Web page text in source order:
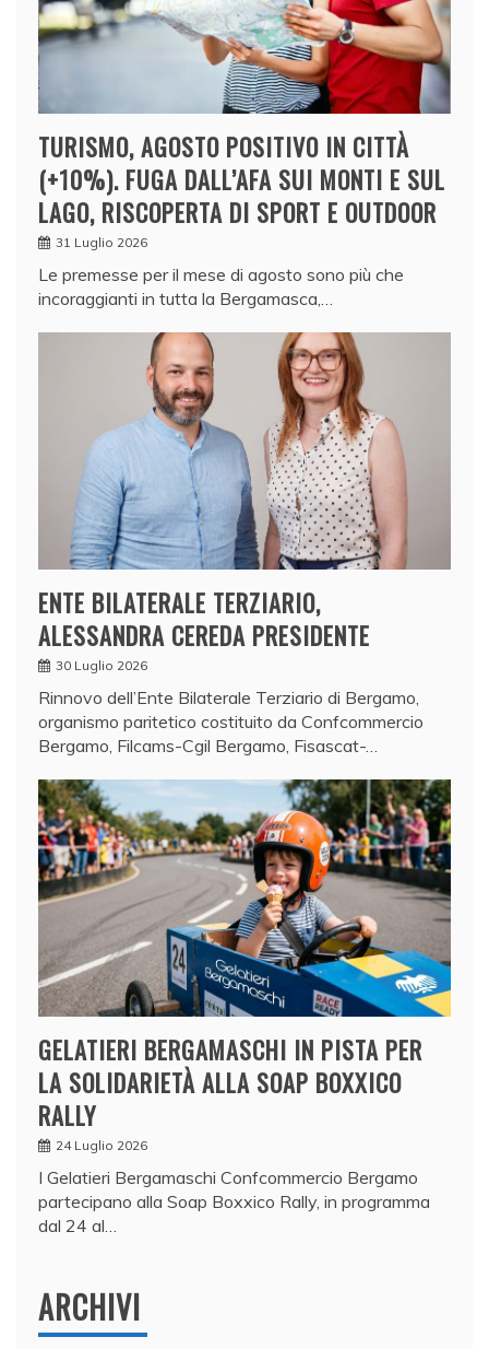
TURISMO, AGOSTO POSITIVO IN CITTÀ
(+10%). FUGA DALL’AFA SUI MONTI E SUL
LAGO, RISCOPERTA DI SPORT E OUTDOOR
31 Luglio 2026
Le premesse per il mese di agosto sono più che
incoraggianti in tutta la Bergamasca,…
ENTE BILATERALE TERZIARIO,
ALESSANDRA CEREDA PRESIDENTE
30 Luglio 2026
Rinnovo dell’Ente Bilaterale Terziario di Bergamo,
organismo paritetico costituito da Confcommercio
Bergamo, Filcams-Cgil Bergamo, Fisascat-…
GELATIERI BERGAMASCHI IN PISTA PER
LA SOLIDARIETÀ ALLA SOAP BOXXICO
RALLY
24 Luglio 2026
I Gelatieri Bergamaschi Confcommercio Bergamo
partecipano alla Soap Boxxico Rally, in programma
dal 24 al…
ARCHIVI